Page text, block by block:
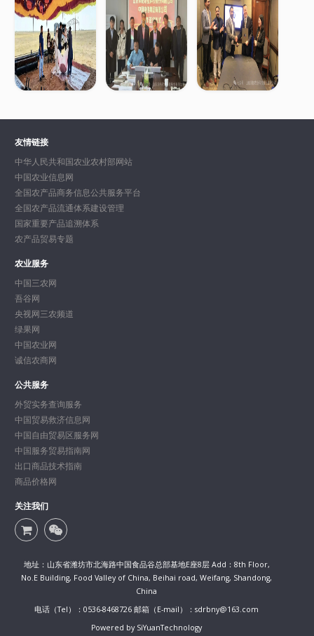
友情链接
中华人民共和国农业农村部网站
中国农业信息网
全国农产品商务信息公共服务平台
全国农产品流通体系建设管理
国家重要产品追溯体系
农产品贸易专题
农业服务
中国三农网
吾谷网
央视网三农频道
绿果网
中国农业网
诚信农商网
公共服务
外贸实务查询服务
中国贸易救济信息网
中国自由贸易区服务网
中国服务贸易指南网
出口商品技术指南
商品价格网
关注我们
地址：山东省潍坊市北海路中国食品谷总部基地E座8层 Add：8th Floor,
No.E Building, Food Valley of China, Beihai road, Weifang, Shandong,
China
电话（Tel）：0536-8468726 邮箱（E-mail）：sdrbny@163.com
Powered by SiYuanTechnology